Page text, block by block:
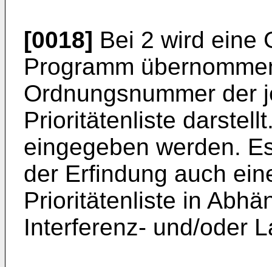
[0018] Bei 2 wird eine
Programm
Ordnungsnummer der
Prioritätenliste
eingegeben werden.
der Erfindung auch
Prioritätenliste in
Interferenz- und/oder